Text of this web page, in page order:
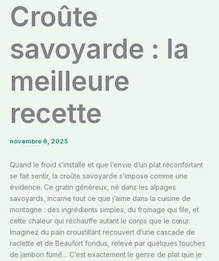
Croûte
savoyarde : la
meilleure
recette
novembre 6, 2025
Quand le froid s’installe et que l’envie d’un plat réconfortant
se fait sentir, la croûte savoyarde s’impose comme une
évidence. Ce gratin généreux, né dans les alpages
savoyards, incarne tout ce que j’aime dans la cuisine de
montagne : des ingrédients simples, du fromage qui file, et
cette chaleur qui réchauffe autant le corps que le cœur.
Imaginez du pain croustillant recouvert d’une cascade de
raclette et de Beaufort fondus, relevé par quelques touches
de jambon fumé… C’est exactement le genre de plat que je